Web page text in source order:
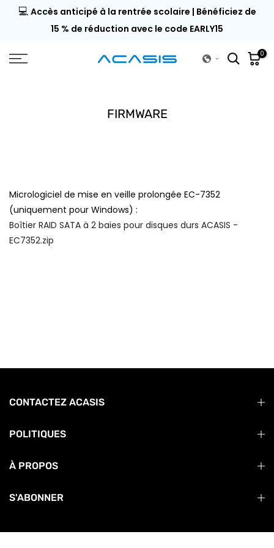
Passer
💻 Accès anticipé à la rentrée scolaire | Bénéficiez de
15 % de réduction avec le code EARLY15
0
FIRMWARE
Micrologiciel de mise en veille prolongée EC-7352
(uniquement pour Windows) :
Boîtier RAID SATA à 2 baies pour disques durs ACASIS -
EC7352.zip
CONTACTEZ ACASIS
POLITIQUES
À PROPOS
S'ABONNER